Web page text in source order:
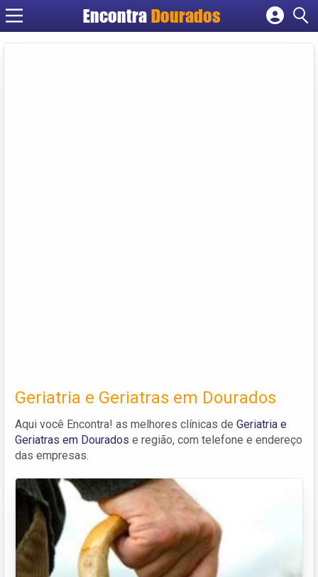
EncontraDourados
Cadastrar empresa
Geriatria e Geriatras em Dourados
Aqui você Encontra! as melhores clínicas de Geriatria e
Geriatras em Dourados e região, com telefone e endereço
das empresas.